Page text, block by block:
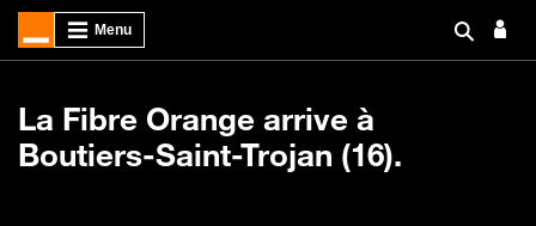
La Fibre Orange arrive à
Boutiers-Saint-Trojan (16).